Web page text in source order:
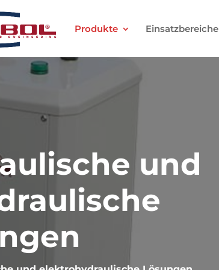
Produkte Einsatzbereiche
und